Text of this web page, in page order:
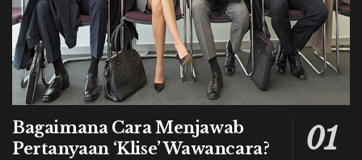
Bagaimana Cara Menjawab
Pertanyaan ‘Klise’ Wawancara?